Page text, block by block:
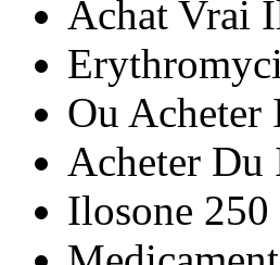
Achat Vrai
Ou Acheter
Acheter Du
Ilosone